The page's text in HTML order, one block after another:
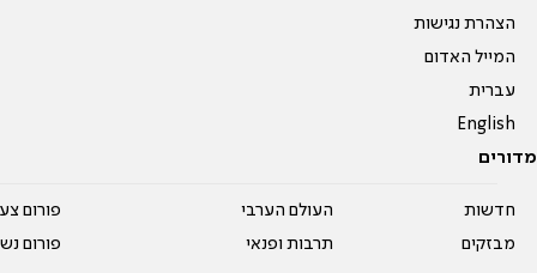
הצהרת נגישות
המייל האדום
עברית
English
מדורים
חדשות
מבזקים
העולם הערבי
תרבות ופנאי
פורום
פורום